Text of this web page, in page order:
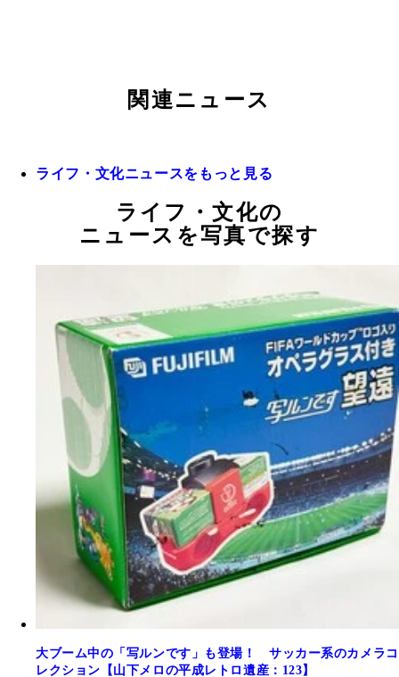
関連ニュース
ライフ・文化ニュースをもっと見る
ライフ・文化の
ニュースを写真で探す
大ブーム中の「写ルンです」も登場！ サッカー系のカメラコ
レクション【山下メロの平成レトロ遺産：123】